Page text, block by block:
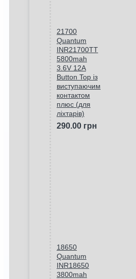
21700
Quantum
INR21700TT
5800mah
3.6V 12A
Button Top із
виступаючим
контактом
плюс (для
ліхтарів)
290.00 грн
18650
Quantum
INR18650
3800mah